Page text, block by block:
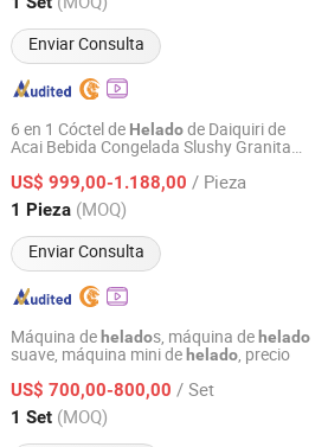
Enviar Consulta
6 en 1 Cóctel de Heladode Daiquiri de
Acai Bebida Congelada Slushy Granita
US$ 999,00-1.188,00 / Pieza
1 Pieza (MOQ)
Enviar Consulta
TECHNOLOGY (JM) CO.,
Desde 2016
Máquina de helados, máquina de helado
suave, máquina mini de helado, precio
US$ 700,00-800,00 / Set
1 Set (MOQ)
Industrial Co., Ltd.
Desde 2024